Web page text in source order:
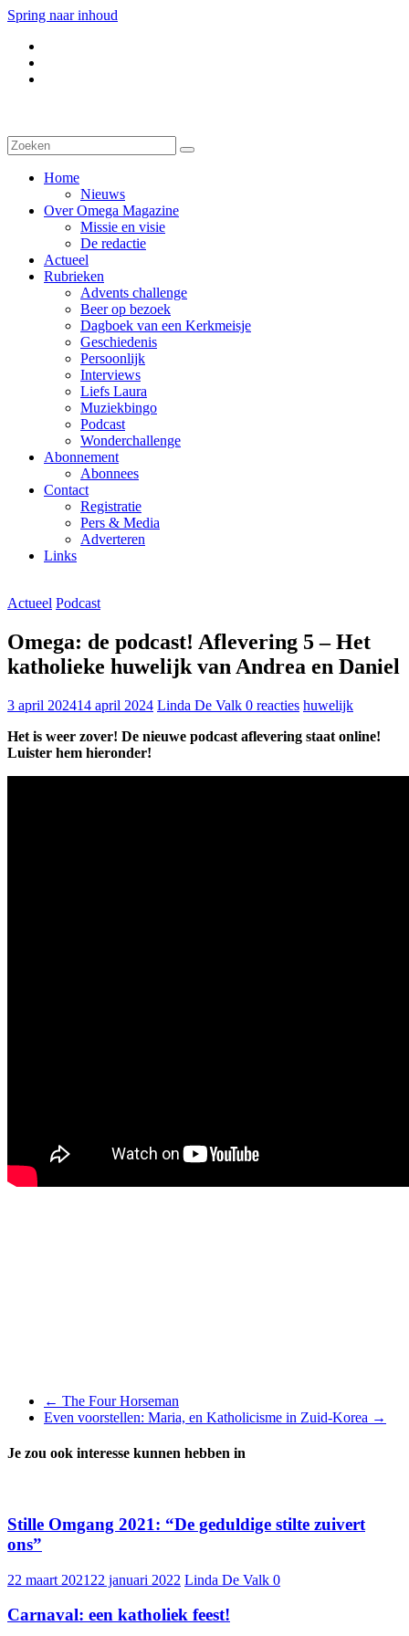
Spring naar inhoud
Home
Nieuws
Over Omega Magazine
Missie en visie
De redactie
Actueel
Rubrieken
Advents challenge
Beer op bezoek
Dagboek van een Kerkmeisje
Geschiedenis
Persoonlijk
Interviews
Liefs Laura
Muziekbingo
Podcast
Wonderchallenge
Abonnement
Abonnees
Contact
Registratie
Pers & Media
Adverteren
Links
Actueel Podcast
Omega: de podcast! Aflevering 5 – Het
katholieke huwelijk van Andrea en Daniel
3 april 202414 april 2024 Linda De Valk 0 reacties huwelijk
Het is weer zover! De nieuwe podcast aflevering staat online!
Luister hem hieronder!
← The Four Horseman
Even voorstellen: Maria, en Katholicisme in Zuid-Korea →
Je zou ook interesse kunnen hebben in
Stille Omgang 2021: “De geduldige stilte zuivert
ons”
22 maart 2021 22 januari 2022 Linda De Valk 0
Carnaval: een katholiek feest!